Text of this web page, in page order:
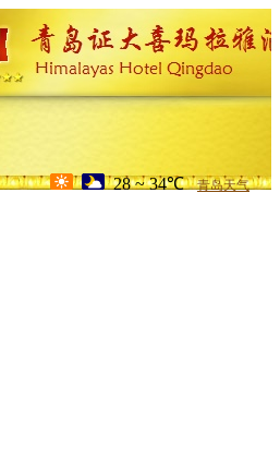
28 ~ 34℃ 青岛天气